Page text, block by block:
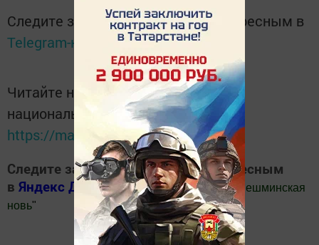
Следите за самым важным и интересным в
Telegram-канале
Татмедиа
Читайте новости Татарстана в
национальном мессенджере MАХ:
https://max.ru/tatmedia
Следите за самым важным и интересным
в Яндекс Дзени Телеграм канале"Шешминская
новь"
Добавить Шешминскую новь в Яндекс.Новости